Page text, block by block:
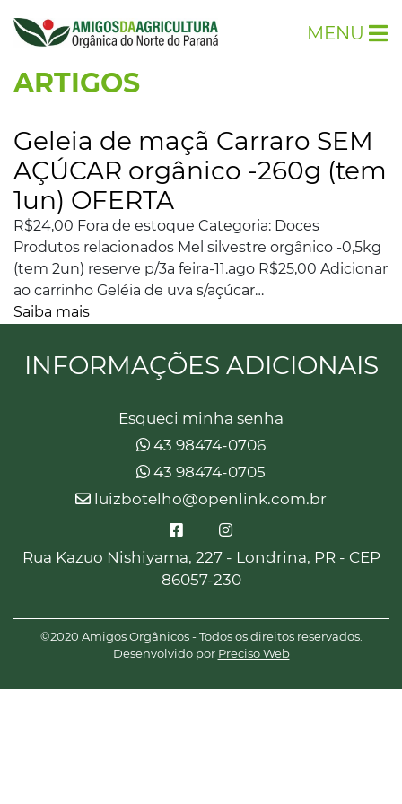
MENU
ARTIGOS
Geleia de maçã Carraro SEM
AÇÚCAR orgânico -260g (tem
1un) OFERTA
R$24,00 Fora de estoque Categoria: Doces
Produtos relacionados Mel silvestre orgânico -0,5kg
(tem 2un) reserve p/3a feira-11.ago R$25,00 Adicionar
ao carrinho Geléia de uva s/açúcar…
Saiba mais
INFORMAÇÕES ADICIONAIS
Esqueci minha senha
43 98474-0706
43 98474-0705
luizbotelho@openlink.com.br
Rua Kazuo Nishiyama, 227 - Londrina, PR - CEP
86057-230
©2020 Amigos Orgânicos - Todos os direitos reservados.
Desenvolvido por Preciso Web